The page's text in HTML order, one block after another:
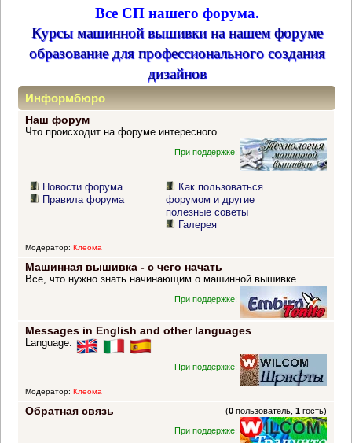
Все СП нашего форума.
Курсы машинной вышивки на нашем форуме
образование для профессионального создания
дизайнов
Информбюро
Наш форум
Что происходит на форуме интересного
При поддержке:
Новости форума
Правила форума
Как пользоваться
форумом и другие
полезные советы
Галерея
Модератор: Клеома
Машинная вышивка - с чего начать
Все, что нужно знать начинающим о машинной вышивке
При поддержке:
Messages in English and other languages
Language:
При поддержке:
Модератор: Клеома
Обратная связь (0 пользователь,1 гость)
При поддержке: